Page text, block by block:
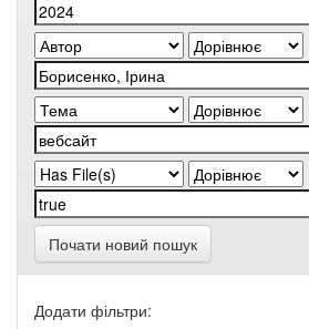
Почати новий пошук
Додати фільтри: